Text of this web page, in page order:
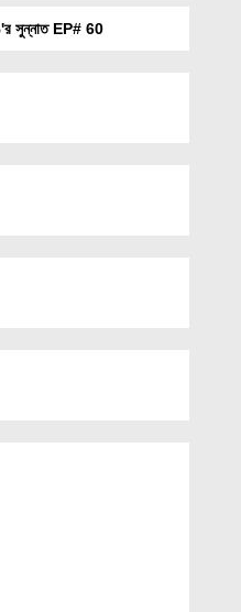
প্রিয় নবী صلی اللہ علیہ وآلہ وسلم'র সুন্নাত EP# 60